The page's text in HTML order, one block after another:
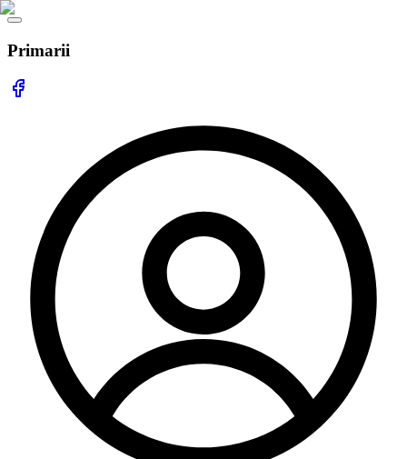
Primarii